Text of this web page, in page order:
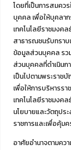
โดยที่เป็นการสมคว
บุคคล เพื่อให้บุคลา
เทคโนโลยีราชมงค
สาธารณชนรับทราบ
ข้อมูลส่วนบุคคล รว
ส่วนบุคคลที่ดำเนินก
เป็นไปตามพระรา
เพื่อให้การบริหารร
เทคโนโลยีราชมงค
นโยบายและวัตถุปร
ราชการและเพื่อคุ้
อาศัยอำนาจตามค